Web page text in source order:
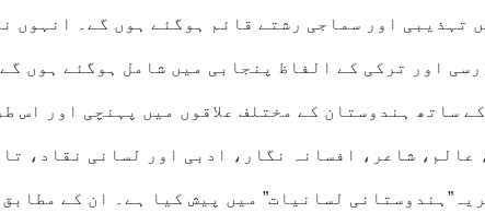
تہذیبی اور سماجی رشتے قائم ہوگئے ہوں گے۔ انہوں
اور ترکی کے الفاظ پنجابی میں شامل ہوگئے ہوں گے
ساتھ ہندوستان کے مختلف علاقوں میں پہنچی اور اس
شاعر، افسانہ نگار، ادبی اور لسانی نقاد،
لسانیات” میں پیش کیا ہے۔ ان کے مطابق